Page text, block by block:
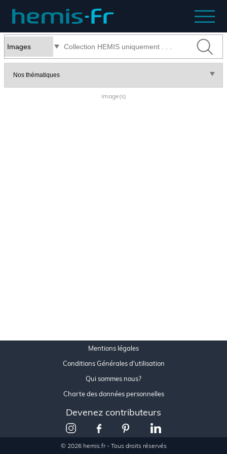
image(s)
Mentions légales
Conditions Générales d'utilisation
Devenez contributeurs
Qui sommes nous?
Charte des données personnelles
© 2026 hemis.fr - Tous droits réservés